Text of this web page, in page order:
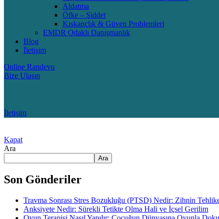
Aldatma
Öfke – Şiddet
Kıskançlık & Güven Problemleri
EMDR Odaklı Danışmanlık
Blog
İletişim
Online Randevu
Bize Ulaşın
İletişim
Kapat
Ara
Ara
Son Gönderiler
Travma Sonrası Stres Bozukluğu (PTSD) Nedir: Zihnin
Anksiyete Nedir: Sürekli Tetikte Olma Hali ve İçsel Gerilim